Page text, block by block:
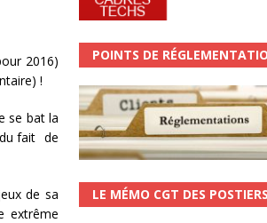
2016)
!
se bat la
fait de
de sa
extrême
POINTS DE
LE MÉMO CGT DES